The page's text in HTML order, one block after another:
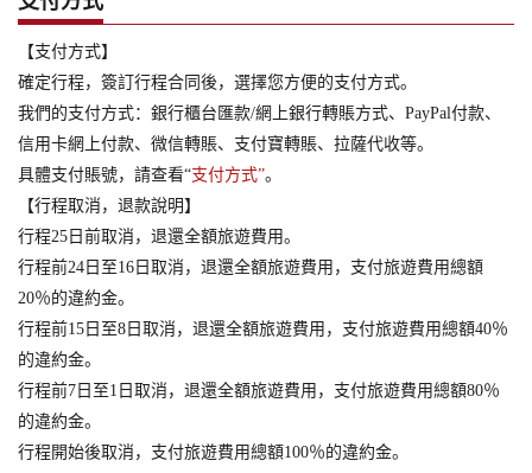
【支付方式】
確定行程，簽訂行程合同後，選擇您方便的支付方式。
我們的支付方式：銀行櫃台匯款/網上銀行轉賬方式、PayPal付款、
信用卡網上付款、微信轉賬、支付寶轉賬、拉薩代收等。
具體支付賬號，請查看“支付方式”。
【行程取消，退款說明】
行程25日前取消，退還全額旅遊費用。
行程前24日至16日取消，退還全額旅遊費用，支付旅遊費用總額
20％的違約金。
行程前15日至8日取消，退還全額旅遊費用，支付旅遊費用總額40％
的違約金。
行程前7日至1日取消，退還全額旅遊費用，支付旅遊費用總額80％
的違約金。
行程開始後取消，支付旅遊費用總額100％的違約金。